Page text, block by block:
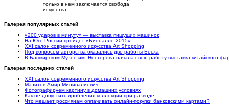
только в нем заключается свобода
искусства.
Галерея популярных статей
«200 ударов в минуту» — выставка пишущих машинок
На Юге России пройдет «Биеналле-2015»
XXI салон современного искусства Art Shopping
Под вопросом авторства оказались две работы Босха
В Башкирском Музее им. Нестерова начала свою работу выставка китайского
Галерея последних статей
XXI салон современного искусства Art Shopping
Мазитов Амир Минивалиевич
Фотографируем картину в домашних условиях
Как не допустить дробления коллекции при разводе
Что мешает россиянам оплачивать онлайн-покупки банковскими картами?